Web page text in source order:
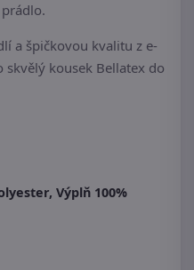
a špičkovou kvalitu z e-
skvělý kousek Bellatex do
Výplň 100%